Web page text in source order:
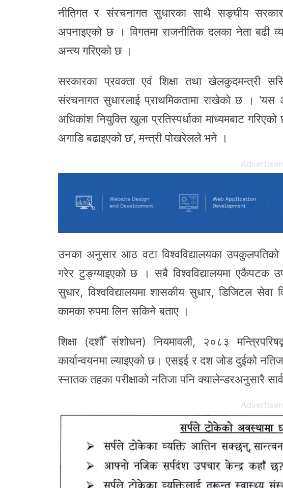
नीतिगत र संरचनागत सुधारका साथै सङ्घीय
अपनाइएको छ । विगतमा राजनीतिक दलका नेता बढी
अन्त्य गरिएको छ ।
सरकारका प्रवक्ता एवं शिक्षा तथा खेलकुदमन्त्री
संरचनागत सुधारलाई प्राथमिकतामा राखेको छ । ‘यस
अधिकांश नियुक्ति खुला प्रतिस्पर्धाका माध्यमबाट
अगाडि बढाइएको छ’, मन्त्री पोखरेलले भने ।
उनका अनुसार आठ वटा विश्वविद्यालयका उपकुलपतिको
गरेर टुङ्ग्याइएको छ । सबै विश्वविद्यालयमा एकैपटक
सुधार, विश्वविद्यालयमा शासकीय सुधार, डिजिटल
कामका रुपमा लिन सकिने बताए ।
शिक्षा (दशौँ संशोधन) नियमावली, २०८३
कार्यान्वयनमा ल्याइएको छ। एसइई र दश जोड दुईको
स्नातक तहका परीक्षाको नतिजा पनि क्यालेन्डरअनुसारै